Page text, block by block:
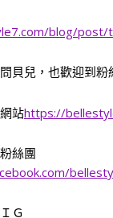
blog/post/
貝兒，也歡迎到粉
站https://
絲團
Ｇ